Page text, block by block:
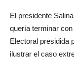
El presidente
quería terminar
Electoral presidida
ilustrar el caso